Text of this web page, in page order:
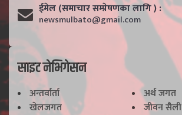
ईमेल (समाचार सम्प्रेषणका लागि ) :
newsmulbato@gmail.com
साइट नेभिगेसन
अन्तर्वार्ता
अर्थ जगत
खेलजगत
जीवन सैली